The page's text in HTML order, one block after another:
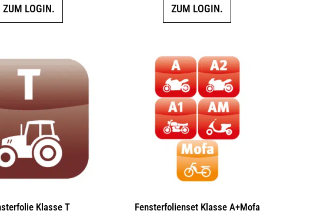
ZUM LOGIN. ZUM LOGIN.
Klasse T Fensterfolienset Klasse A+Mofa